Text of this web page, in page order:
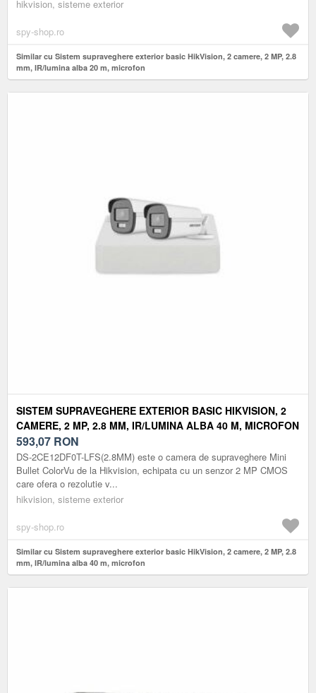
hikvision, sisteme exterior
spy-shop.ro
Similar cu Sistem supraveghere exterior basic HikVision, 2 camere, 2 MP, 2.8
mm, IR/lumina alba 20 m, microfon
SISTEM SUPRAVEGHERE EXTERIOR BASIC HIKVISION, 2
CAMERE, 2 MP, 2.8 MM, IR/LUMINA ALBA 40 M, MICROFON
593,07 RON
DS-2CE12DF0T-LFS(2.8MM) este o camera de supraveghere Mini
Bullet ColorVu de la Hikvision, echipata cu un senzor 2 MP CMOS
care ofera o rezolutie v...
hikvision, sisteme exterior
spy-shop.ro
Similar cu Sistem supraveghere exterior basic HikVision, 2 camere, 2 MP, 2.8
mm, IR/lumina alba 40 m, microfon